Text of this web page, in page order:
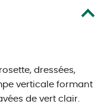
dressées,
verticale formant
de vert clair.